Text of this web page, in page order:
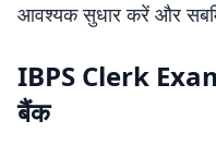
आवश्यक सुधार करें और
IBPS Clerk
बैंक